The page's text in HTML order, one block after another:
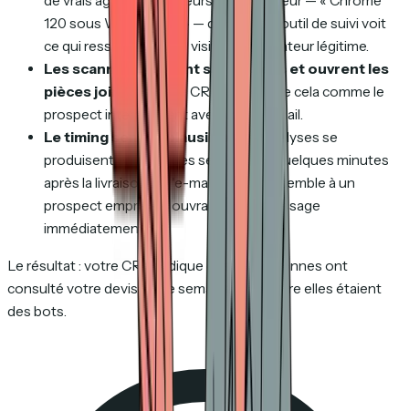
120 sous Windows 11 » — donc votre outil de suivi voit
ce qui ressemble à une visite de navigateur légitime.
Les scanners cliquent sur les liens et ouvrent les
pièces jointes. Votre CRM enregistre cela comme le
prospect interagissant avec votre e-mail.
Le timing semble plausible.
Ces analyses se
produisent en quelques secondes à quelques minutes
après la livraison de l'e-mail, ce qui ressemble à un
prospect empressé ouvrant votre message
immédiatement.
Le résultat : votre CRM indique que 47 personnes ont
consulté votre devis cette semaine. 38 d'entre elles étaient
des bots.